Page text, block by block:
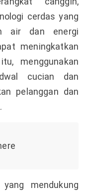
cerdas yang
air dan energi
meningkatkan
menggunakan
cucian dan
pelanggan dan
mendukung